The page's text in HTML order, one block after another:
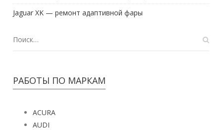
Jaguar XK — ремонт адаптивной фары
РАБОТЫ ПО МАРКАМ
ACURA
AUDI